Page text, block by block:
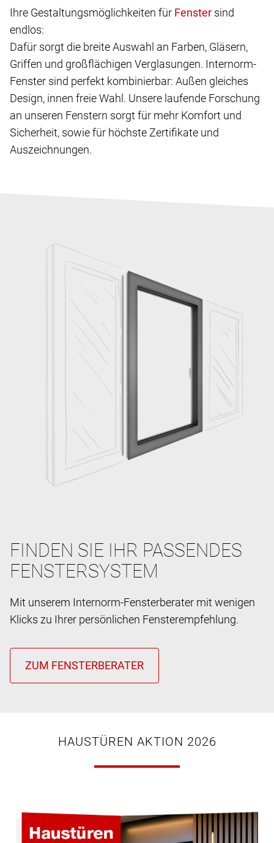
Ihre Gestaltungsmöglichkeiten für
sind
endlos:
Dafür sorgt die breite Auswahl an Farben, Gläsern,
Griffen und großflächigen Verglasungen. Internorm-
Fenster sind perfekt kombinierbar: Außen gleiches
Design, innen freie Wahl. Unsere laufende Forschung
an unseren Fenstern sorgt für mehr Komfort und
Sicherheit, sowie für höchste Zertifikate und
Auszeichnungen.
FINDEN SIE IHR PASSENDES
FENSTERSYSTEM
Mit unserem Internorm-Fensterberater mit wenigen
Klicks zu Ihrer persönlichen Fensterempfehlung.
HAUSTÜREN AKTION 2026